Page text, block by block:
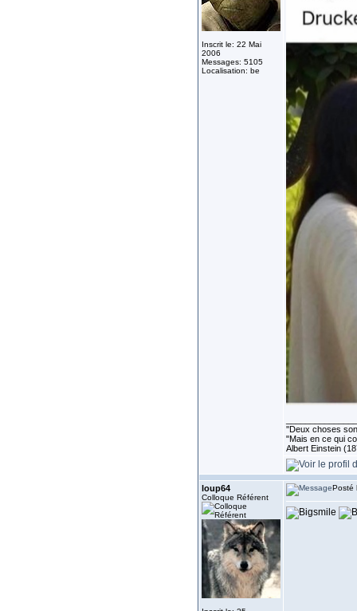
Inscrit le: 22 Mai
2006
Messages: 5105
Localisation: be
''Deux choses
"Mais en ce qui
Albert Einstein
loup64
Colloque Référent
Posté